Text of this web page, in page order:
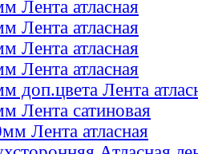
Лента атласная
Лента атласная
Лента атласная
Лента атласная
доп.цвета Лента
Лента сатиновая
Лента атласная